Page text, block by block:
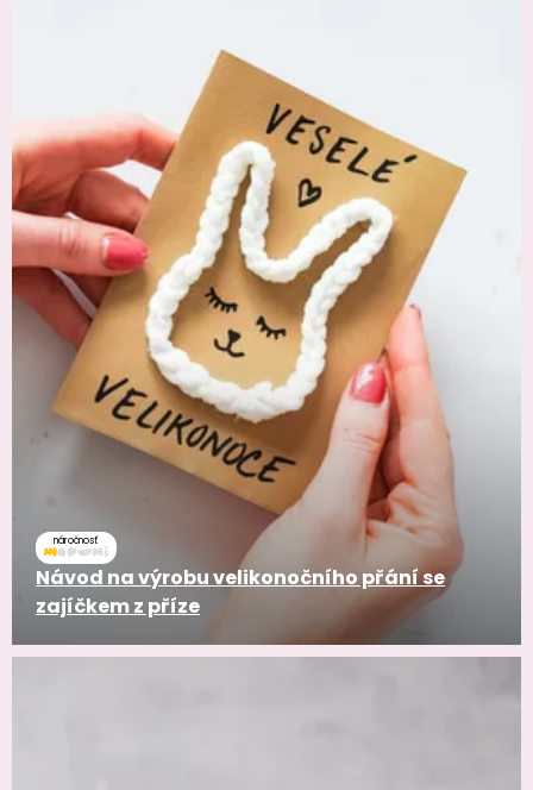
náročnosť
Návod na výrobu velikonočního přání se
zajíčkem z příze